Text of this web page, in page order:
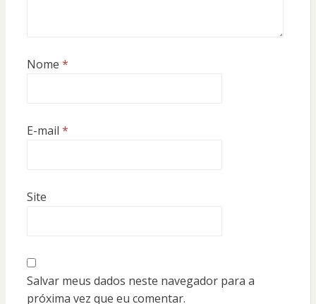
Nome *
E-mail *
Site
Salvar meus dados neste navegador para a
próxima vez que eu comentar.